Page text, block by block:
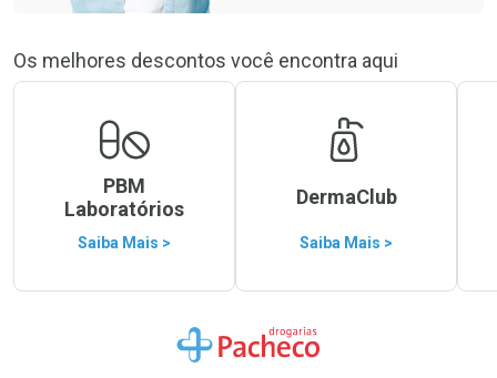
Os melhores descontos você encontra aqui
PBM
Laboratórios
Saiba Mais >
DermaClub
Saiba Mais >
Ir para a Home